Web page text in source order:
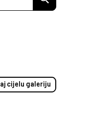
cijelu galeriju